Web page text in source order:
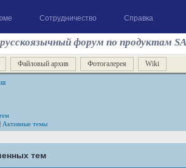
Сотрудничество Справка
форум по продуктам
Файловый архив Фотогалерея Wiki
| Активные темы
тем